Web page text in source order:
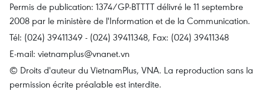
Permis de publication: 1374/GP-BTTTT délivré le 11 septembre
2008 par le ministère de l'Information et de la Communication.
Tél: (024) 39411349 - (024) 39411348, Fax: (024) 39411348
E-mail: vietnamplus@vnanet.vn
© Droits d'auteur du VietnamPlus, VNA. La reproduction sans la
permission écrite préalable est interdite.